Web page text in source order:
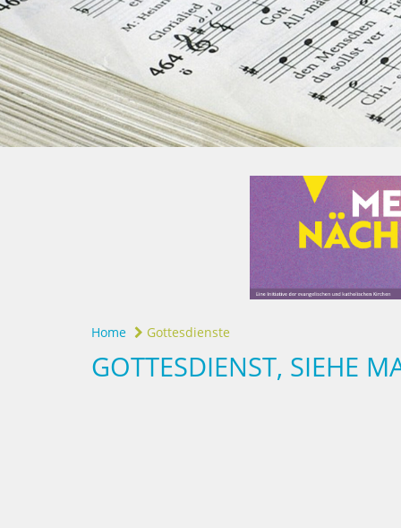
Home Gottesdienste
GOTTESDIENST, SIEHE